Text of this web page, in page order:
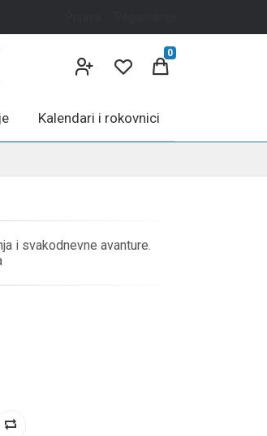
0
Kalendari i rokovnici
i svakodnevne avanture.